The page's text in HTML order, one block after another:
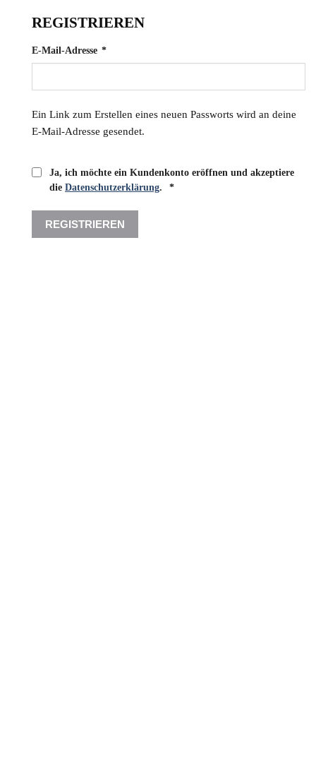
REGISTRIEREN
E-Mail-Adresse *Erforderlich
Ein Link zum Erstellen eines neuen Passworts wird an deine
E-Mail-Adresse gesendet.
Ja, ich möchte ein Kundenkonto eröffnen und akzeptiere
die Datenschutzerklärung. *Erforderlich
REGISTRIEREN